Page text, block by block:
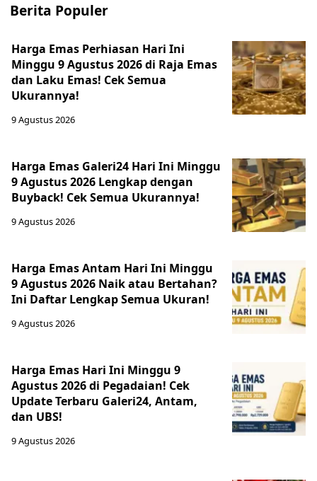
Berita Populer
Harga Emas Perhiasan Hari Ini
Minggu 9 Agustus 2026 di Raja Emas
dan Laku Emas! Cek Semua
Ukurannya!
9 Agustus 2026
Harga Emas Galeri24 Hari Ini Minggu
9 Agustus 2026 Lengkap dengan
Buyback! Cek Semua Ukurannya!
9 Agustus 2026
Harga Emas Antam Hari Ini Minggu
9 Agustus 2026 Naik atau Bertahan?
Ini Daftar Lengkap Semua Ukuran!
9 Agustus 2026
Harga Emas Hari Ini Minggu 9
Agustus 2026 di Pegadaian! Cek
Update Terbaru Galeri24, Antam,
dan UBS!
9 Agustus 2026